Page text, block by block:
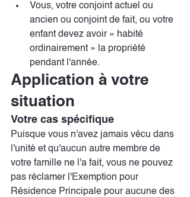
Vous, votre conjoint actuel ou
ancien ou conjoint de fait, ou votre
enfant devez avoir « habité
ordinairement » la propriété
pendant l'année.
Application à votre
situation
Votre cas spécifique
Puisque vous n'avez jamais vécu dans
l'unité et qu'aucun autre membre de
votre famille ne l'a fait, vous ne pouvez
pas réclamer l'Exemption pour
Résidence Principale pour aucune des